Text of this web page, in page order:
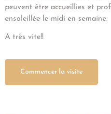
peuvent être accueillies et
ensoleillée le midi en semaine.
A très vite!!
Commencer la visite